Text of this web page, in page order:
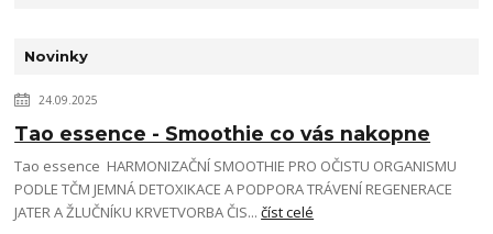
Novinky
24.09.2025
Tao essence - Smoothie co vás nakopne
Tao essence HARMONIZAČNÍ SMOOTHIE PRO OČISTU ORGANISMU
PODLE TČM JEMNÁ DETOXIKACE A PODPORA TRÁVENÍ REGENERACE
JATER A ŽLUČNÍKU KRVETVORBA ČIS...číst celé